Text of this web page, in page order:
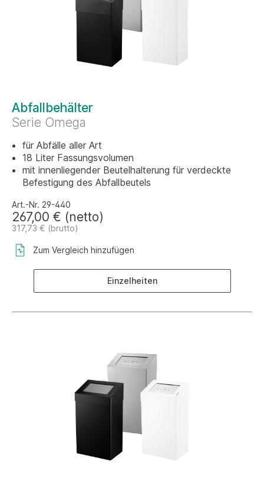
Abfallbehälter
Serie Omega
für Abfälle aller Art
18 Liter Fassungsvolumen
mit innenliegender Beutelhalterung für verdeckte
Befestigung des Abfallbeutels
Art.-Nr. 29-440
267,00 € (netto)
317,73 € (brutto)
Zum Vergleich hinzufügen
Einzelheiten